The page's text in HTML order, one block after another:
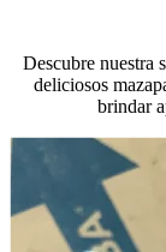
Descubre nuestra
deliciosos
brindar